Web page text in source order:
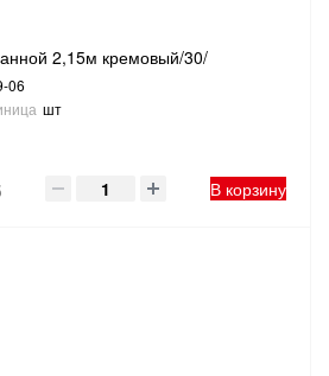
2,15м кремовый/30/
06
шт
В корзину